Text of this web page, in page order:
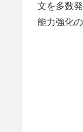
文を多数
能力強化